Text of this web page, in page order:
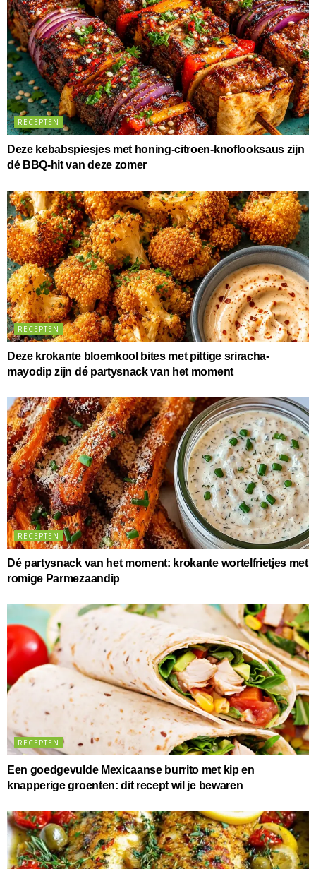
RECEPTEN
Deze kebabspiesjes met honing-citroen-knoflooksaus zijn
dé BBQ-hit van deze zomer
RECEPTEN
Deze krokante bloemkool bites met pittige sriracha-
mayodip zijn dé partysnack van het moment
RECEPTEN
Dé partysnack van het moment: krokante wortelfrietjes met
romige Parmezaandip
RECEPTEN
Een goedgevulde Mexicaanse burrito met kip en
knapperige groenten: dit recept wil je bewaren